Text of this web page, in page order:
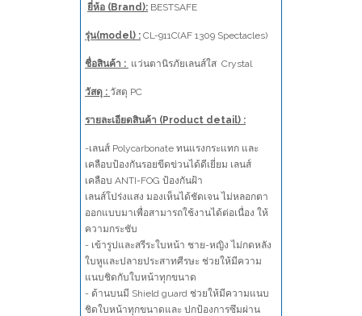
ยี่ห้อ (Brand): BESTSAFE
รุ่น(model) : CL-911C(AF 1309 Spectacles)
ชื่อสินค้า : แว่นตานิรภัยเลนส์ใส Crystal
วัสดุ : วัสดุ PC
รายละเอียดสินค้า (Product detail) :
-เลนส์ Polycarbonate ทนแรงกระแทก และ
เคลือบป้องกันรอยขีดข่วนได้ดีเยี่ยม เลนส์
เคลือบ ANTI-FOG ป้องกันฝ้า
เลนส์โปร่งแสง มองเห็นได้ชัดเจน ไม่หลอกตา
ออกแบบมาเพื่อสามารถใช้งานได้ต่อเนื่อง ให้
ความกระชับ
- เข้ารูปและสรีระใบหน้า ชาย-หญิง ไม่กดหลัง
ใบหูและปลายประสาทศีรษะ ช่วยให้มีความ
แนบชิดกับใบหน้าทุกขนาด
- ด้านบนมี Shield guard ช่วยให้มีความแนบ
ชิดใบหน้าทุกขนาดและ ปกป้องการซึมผ่าน